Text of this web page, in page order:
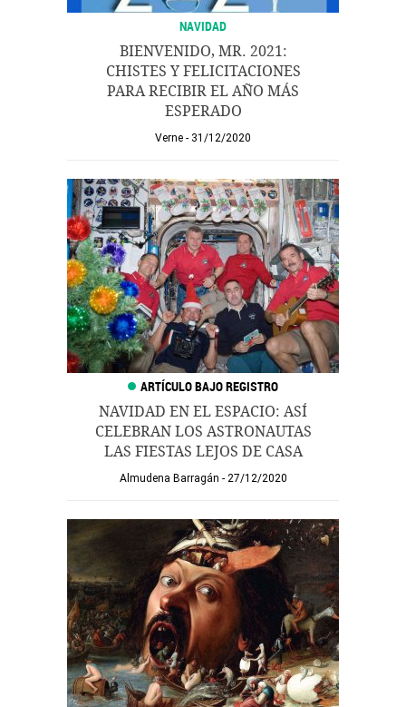
NAVIDAD
BIENVENIDO, MR. 2021:
CHISTES Y FELICITACIONES
PARA RECIBIR EL AÑO MÁS
ESPERADO
Verne 31/12/2020
NAVIDAD EN EL ESPACIO: ASÍ
CELEBRAN LOS ASTRONAUTAS
LAS FIESTAS LEJOS DE CASA
Almudena Barragán 27/12/2020